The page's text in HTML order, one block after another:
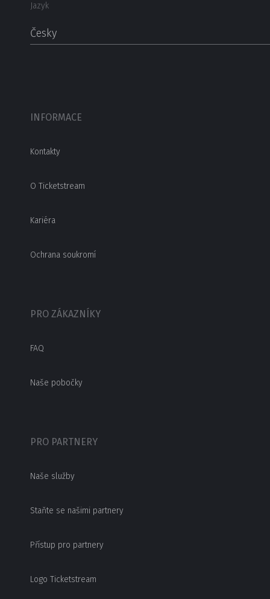
Jazyk
Česky
INFORMACE
Kontakty
O Ticketstream
Kariéra
Ochrana soukromí
PRO ZÁKAZNÍKY
FAQ
Naše pobočky
PRO PARTNERY
Naše služby
Staňte se našimi partnery
Přístup pro partnery
Logo Ticketstream